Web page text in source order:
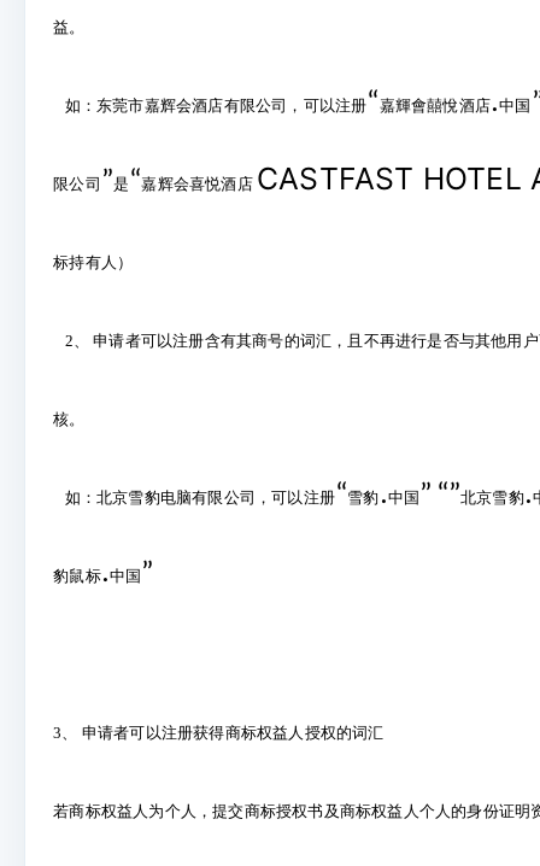
益。
如：东莞市嘉辉会酒店有限公司，可以注册“嘉輝會囍悅酒店.中国
限公司 ”是 “嘉辉会喜悦酒店 CASTFAST HOTEL
标持有人）
2 、 申请者可以注册含有其商号的词汇，且不再进行是否与其他用
核。
如：北京雪豹电脑有限公司，可以注册“雪豹 .中国 ” “”北京雪豹 .
豹鼠标.中国 ”
3 、 申请者可以注册获得商标权益人授权的词汇
若商标权益人为个人，提交商标授权书及商标权益人个人的身份证明